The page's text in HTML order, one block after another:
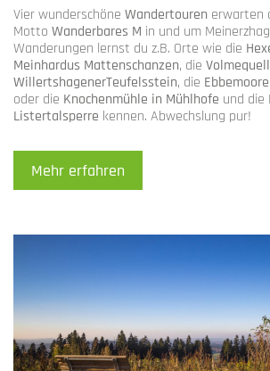
Vier wunderschöne Wandertouren erwarten
Motto Wanderbares M in und um
Wanderungen lernst du z.B. Orte wie die
Meinhardus Mattenschanzen, die
WillertshagenerTeufelsstein, die Ebbemoore
oder die Knochenmühle in Mühlhofe und die
Listertalsperre kennen. Abwechslung pur!
Mehr erfahren